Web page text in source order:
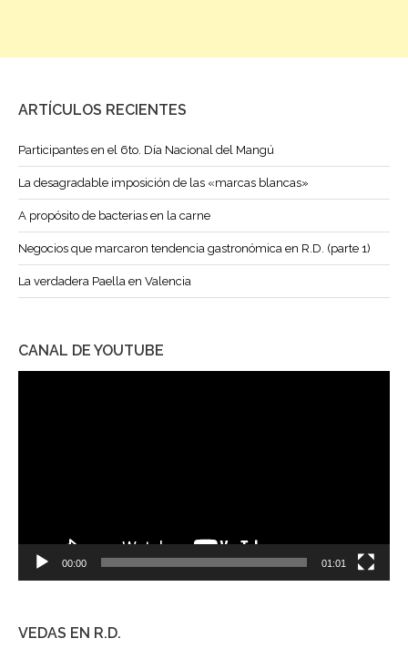
ARTÍCULOS RECIENTES
Participantes en el 6to. Día Nacional del Mangú
La desagradable imposición de las «marcas blancas»
A propósito de bacterias en la carne
Negocios que marcaron tendencia gastronómica en R.D. (parte 1)
La verdadera Paella en Valencia
CANAL DE YOUTUBE
00:00 01:01
VEDAS EN R.D.